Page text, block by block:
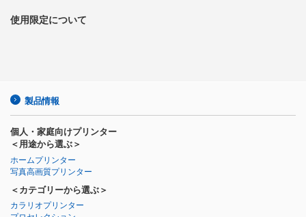
使用限定について
製品情報
個人・家庭向けプリンター
＜用途から選ぶ＞
ホームプリンター
写真高画質プリンター
＜カテゴリーから選ぶ＞
カラリオプリンター